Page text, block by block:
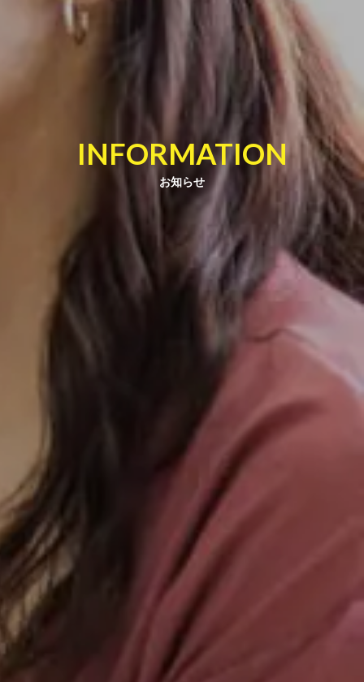
INFORMATION
お知らせ